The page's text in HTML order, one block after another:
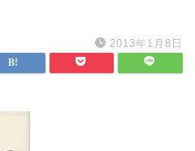
2013年1月8日